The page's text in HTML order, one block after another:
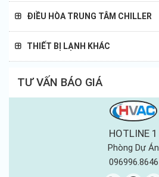
Điều hòa Carrier
Điều hòa Midea
Điều hòa Samsung
ĐIỀU HÒA TRUNG TÂM CHILLER
THIẾT BỊ LẠNH KHÁC
TƯ VẤN BÁO GIÁ
HOTLINE 1
Phòng Dự Án
096996.8646